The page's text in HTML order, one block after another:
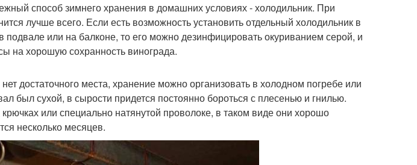
способ зимнего хранения в домашних условиях - холодильник. При
лучше всего. Если есть возможность установить отдельный холодильник в
или на балконе, то его можно дезинфицировать окуриванием серой, и
на хорошую сохранность винограда.
достаточного места, хранение можно организовать в холодном погребе или
был сухой, в сырости придется постоянно бороться с плесенью и гнилью.
или специально натянутой проволоке, в таком виде они хорошо
несколько месяцев.